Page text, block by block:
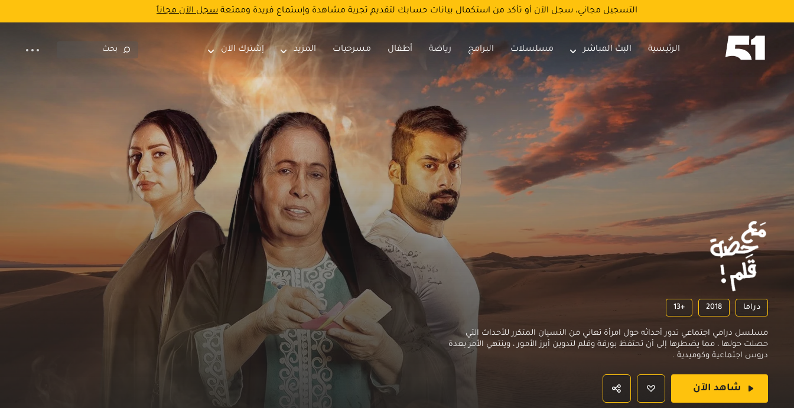
التسجيل مجاني، سجل الآن أو تأكد من استكمال بيانات حسابك لتقديم تجربة مشاهدة وإستماع فريدة وممتعة سجل الآن مجاناً
الرئيسية البث المباشر مسلسلات البرامج رياضة أطفال مسرحيات المزيد إشترك الآن
دراما 2018
13+
مسلسل درامي اجتماعي تدور أحداثه حول امرأة تعاني من النسيان المتكرر للأحداث التي
حصلت حولها ، مما يضطرها إلى أن تحتفظ بورقة وقلم لتدوين أبرز الأمور ، وينتهي الأمر بعدة
دروس اجتماعية وكوميدية .
شاهد الآن